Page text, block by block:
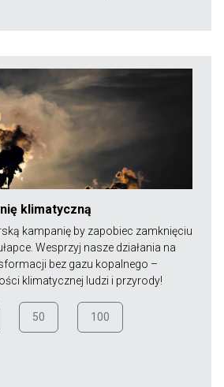
klimatyczną
kampanię by zapobiec zamknięciu
Wesprzyj nasze działania na
bez gazu kopalnego –
klimatycznej ludzi i przyrody!
50 100